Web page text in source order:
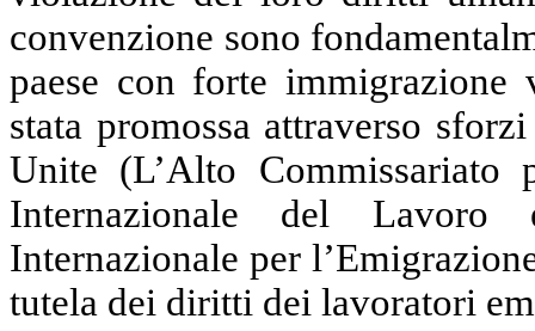
convenzione sono
paese con forte
stata promossa attraverso
Unite (L’Alto
Internazionale del Lavoro
Internazionale per
tutela dei diritti dei lavoratori